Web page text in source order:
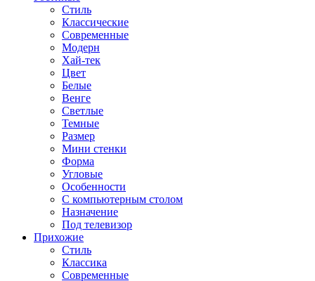
Стиль
Классические
Современные
Модерн
Хай-тек
Цвет
Белые
Венге
Светлые
Темные
Размер
Мини стенки
Форма
Угловые
Особенности
С компьютерным столом
Назначение
Под телевизор
Прихожие
Стиль
Классика
Современные